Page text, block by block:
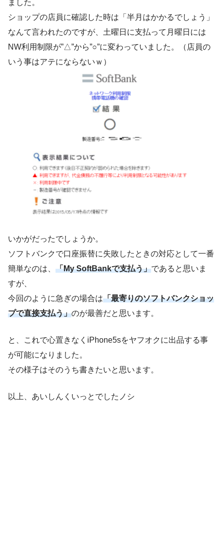
ました。
ショップの店員に確認した時は「半月はかかるでしょう」
なんて言われたのですが、土曜日に支払って月曜日には
NW利用制限が”△”から”○”に変わっていました。（店員の
いう事はアテにならないｗ）
いかがだったでしょうか。
ソフトバンクで口座振替に失敗したときの対応として一番
簡単なのは、 「My SoftBankで支払う」であると思いま
すが、
今回のように急ぎの場合は「最寄りのソフトバンクショッ
プで直接支払う」のが最善だと思います。
と、これで心置きなくiPhone5sをヤフオクに出品する事
が可能になりました。
その様子はそのうち書きたいと思います。
以上、あいしんくいっとでしたノシ